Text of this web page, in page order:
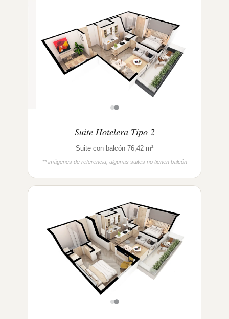
Suite Hotelera Tipo 2
Suite con balcón 76,42 m²
** imágenes de referencia, algunas suites no tienen balcón